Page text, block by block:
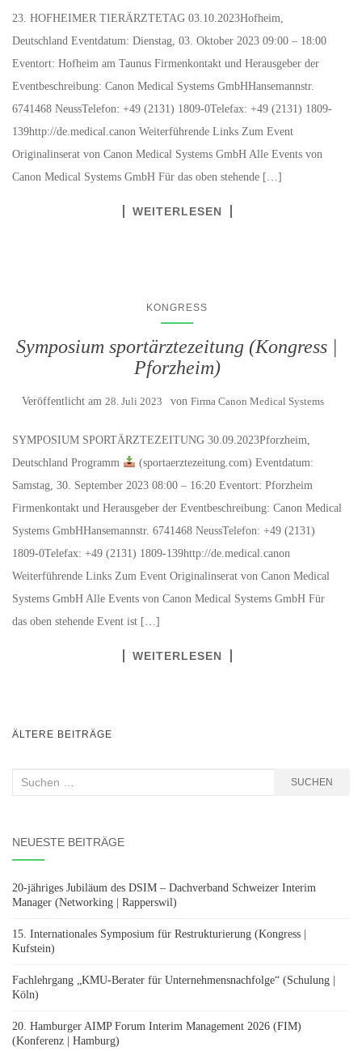
23. HOFHEIMER TIERÄRZTETAG 03.10.2023Hofheim,
Deutschland Eventdatum: Dienstag, 03. Oktober 2023 09:00 – 18:00
Eventort: Hofheim am Taunus Firmenkontakt und Herausgeber der
Eventbeschreibung: Canon Medical Systems GmbHHansemannstr.
6741468 NeussTelefon: +49 (2131) 1809-0Telefax: +49 (2131) 1809-
139http://de.medical.canon Weiterführende Links Zum Event
Originalinserat von Canon Medical Systems GmbH Alle Events von
Canon Medical Systems GmbH Für das oben stehende […]
WEITERLESEN
KONGRESS
Symposium sportärztezeitung (Kongress |
Pforzheim)
Veröffentlicht am 28. Juli 2023 von Firma Canon Medical Systems
SYMPOSIUM SPORTÄRZTEZEITUNG 30.09.2023Pforzheim,
Deutschland Programm
(sportaerztezeitung.com) Eventdatum:
Samstag, 30. September 2023 08:00 – 16:20 Eventort: Pforzheim
Firmenkontakt und Herausgeber der Eventbeschreibung: Canon Medical
Systems GmbHHansemannstr. 6741468 NeussTelefon: +49 (2131)
1809-0Telefax: +49 (2131) 1809-139http://de.medical.canon
Weiterführende Links Zum Event Originalinserat von Canon Medical
Systems GmbH Alle Events von Canon Medical Systems GmbH Für
das oben stehende Event ist […]
WEITERLESEN
BEITRAGSNAVIGATION
ÄLTERE BEITRÄGE
Suchen
SUCHEN
NEUESTE BEITRÄGE
20-jähriges Jubiläum des DSIM – Dachverband Schweizer Interim
Manager (Networking | Rapperswil)
15. Internationales Symposium für Restrukturierung (Kongress |
Kufstein)
Fachlehrgang „KMU-Berater für Unternehmensnachfolge“ (Schulung |
Köln)
20. Hamburger AIMP Forum Interim Management 2026 (FIM)
(Konferenz | Hamburg)